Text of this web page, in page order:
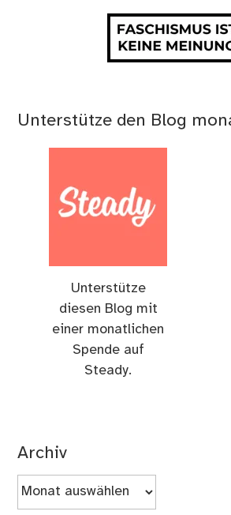
Unterstütze den Blog
Unterstütze
diesen Blog mit
einer monatlichen
Spende auf
Steady.
Archiv
Archiv